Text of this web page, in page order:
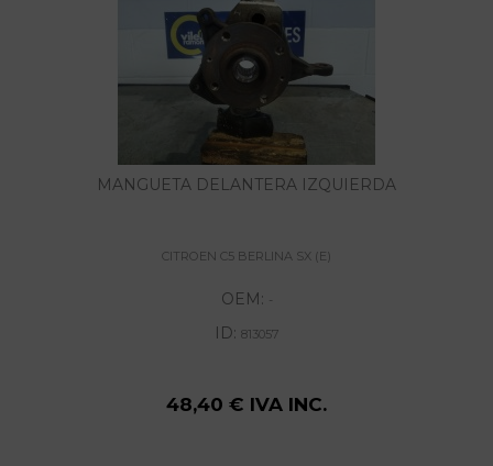
MANGUETA DELANTERA IZQUIERDA
CITROEN C5 BERLINA SX (E)
OEM: -
ID: 813057
48,40 € IVA INC.